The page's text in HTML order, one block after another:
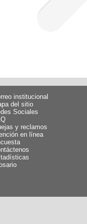
institucional
del sitio
Sociales
y reclamos
en línea